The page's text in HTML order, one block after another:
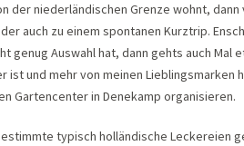
der niederländischen Grenze wohnt,
auch zu einem spontanen Kurztrip.
genug Auswahl hat, dann gehts auch Mal
und mehr von meinen Lieblingsmarken
Gartencenter in Denekamp organisieren.
typisch holländische Leckereien